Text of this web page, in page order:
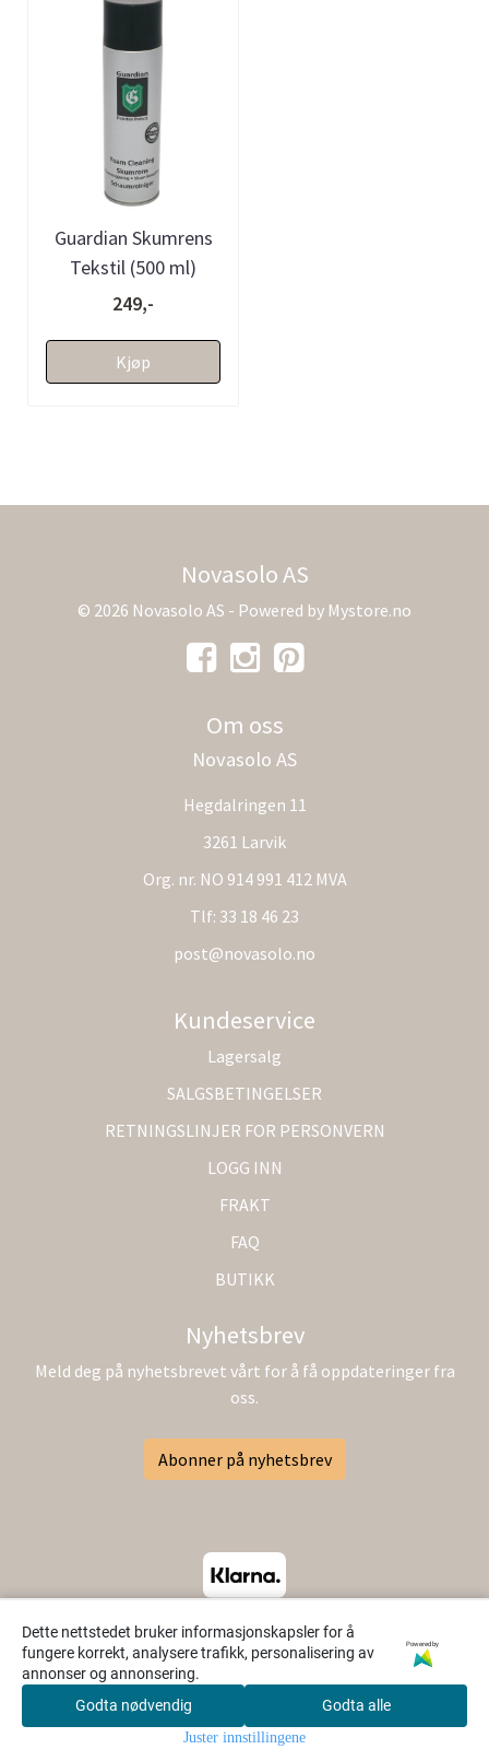
Søk
Guardian Skumrens
Tekstil (500 ml)
249,-
Kjøp
Dette nettstedet bruker informasjonskapsler for å
fungere korrekt, analysere trafikk, personalisering av
annonser og annonsering.
Powered by
Godta nødvendig Godta alle
Juster innstillingene
Novasolo AS
© 2026 Novasolo AS - Powered by Mystore.no
Om oss
Novasolo AS
Hegdalringen 11
3261 Larvik
Org. nr. NO 914 991 412 MVA
Tlf: 33 18 46 23
post@novasolo.no
Kundeservice
Lagersalg
SALGSBETINGELSER
RETNINGSLINJER FOR PERSONVERN
LOGG INN
FRAKT
FAQ
BUTIKK
Nyhetsbrev
Meld deg på nyhetsbrevet vårt for å få oppdateringer fra
oss.
Abonner på nyhetsbrev